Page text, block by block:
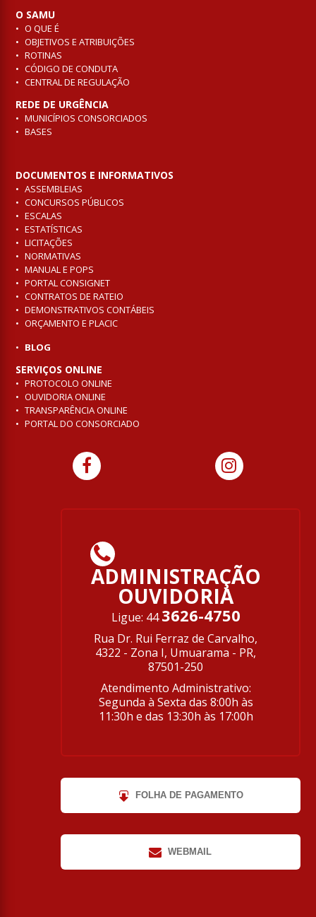
O SAMU
O QUE É
OBJETIVOS E ATRIBUIÇÕES
ROTINAS
CÓDIGO DE CONDUTA
CENTRAL DE REGULAÇÃO
REDE DE URGÊNCIA
MUNICÍPIOS CONSORCIADOS
BASES
DOCUMENTOS E INFORMATIVOS
ASSEMBLEIAS
CONCURSOS PÚBLICOS
ESCALAS
ESTATÍSTICAS
LICITAÇÕES
NORMATIVAS
MANUAL E POPS
PORTAL CONSIGNET
CONTRATOS DE RATEIO
DEMONSTRATIVOS CONTÁBEIS
ORÇAMENTO E PLACIC
BLOG
SERVIÇOS ONLINE
PROTOCOLO ONLINE
OUVIDORIA ONLINE
TRANSPARÊNCIA ONLINE
PORTAL DO CONSORCIADO
ADMINISTRAÇÃO
OUVIDORIA
Ligue: 44 3626-4750
Rua Dr. Rui Ferraz de Carvalho,
4322 - Zona I, Umuarama - PR,
87501-250
Atendimento Administrativo:
Segunda à Sexta das 8:00h às
11:30h e das 13:30h às 17:00h
FOLHA DE PAGAMENTO
WEBMAIL